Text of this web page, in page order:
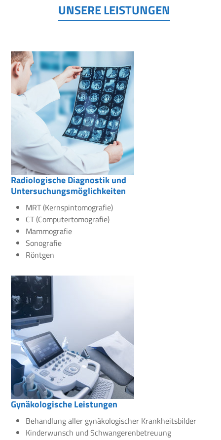
UNSERE LEISTUNGEN
Radiologische Diagnostik und
Untersuchungsmöglichkeiten
MRT (Kernspintomografie)
CT (Computertomografie)
Mammografie
Sonografie
Röntgen
Gynäkologische Leistungen
Behandlung aller gynäkologischer Krankheitsbilder
Kinderwunsch und Schwangerenbetreuung